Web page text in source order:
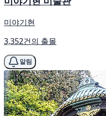
미야기현
3,352건의 출몰
알림